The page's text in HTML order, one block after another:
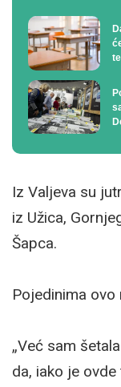
Iz Valjeva su
iz Užica,
Šapca.
Pojedinima ovo
„Već sam
da, iako je